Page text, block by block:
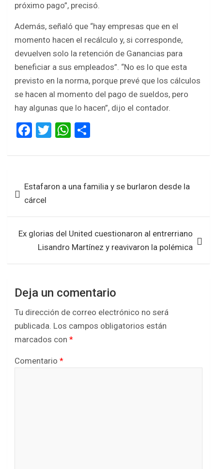
próximo pago”, precisó.
Además, señaló que “hay empresas que en el
momento hacen el recálculo y, si corresponde,
devuelven solo la retención de Ganancias para
beneficiar a sus empleados”. “No es lo que esta
previsto en la norma, porque prevé que los cálculos
se hacen al momento del pago de sueldos, pero
hay algunas que lo hacen”, dijo el contador.
F
ce
o
o
k
T
tt
W
at
A
p
ar
de Estafaron a una familia y se burlaron desde la
cárcel
Ex glorias del United cuestionaron al entrerriano
Lisandro Martínez y reavivaron la polémica
Deja un comentario
Tu dirección de correo electrónico no será
publicada. Los campos obligatorios están
marcados con *
Comentario *